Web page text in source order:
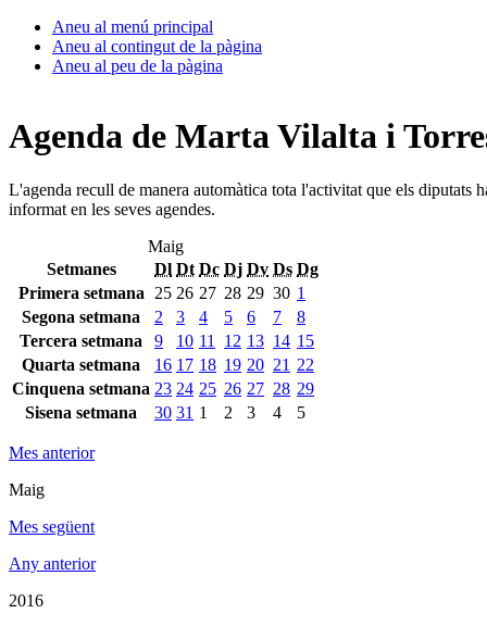
Aneu al menú principal
Aneu al contingut de la pàgina
Aneu al peu de la pàgina
Agenda de Marta Vilalta i
L'agenda recull de manera automàtica tota l'activitat que els diputats
informat en les seves agendes.
Maig
Setmanes
Dl Dt Dc Dj Dv Ds Dg
Primera setmana
25 26 27 28 29 30 1
Segona setmana
2 3 4 5 6 7
8
Tercera setmana
9 10 11 12 13 14 15
Quarta setmana
16 17 18 19 20 21 22
Cinquena setmana 23 24 25 26 27 28 29
Sisena setmana
30 31 1 2 3 4 5
Mes anterior
Maig
Mes següent
Any anterior
2016